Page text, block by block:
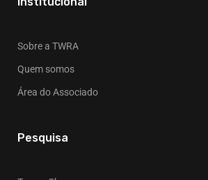
Sobre a TWRA
Quem somos
Área do Associado
Pesquisa